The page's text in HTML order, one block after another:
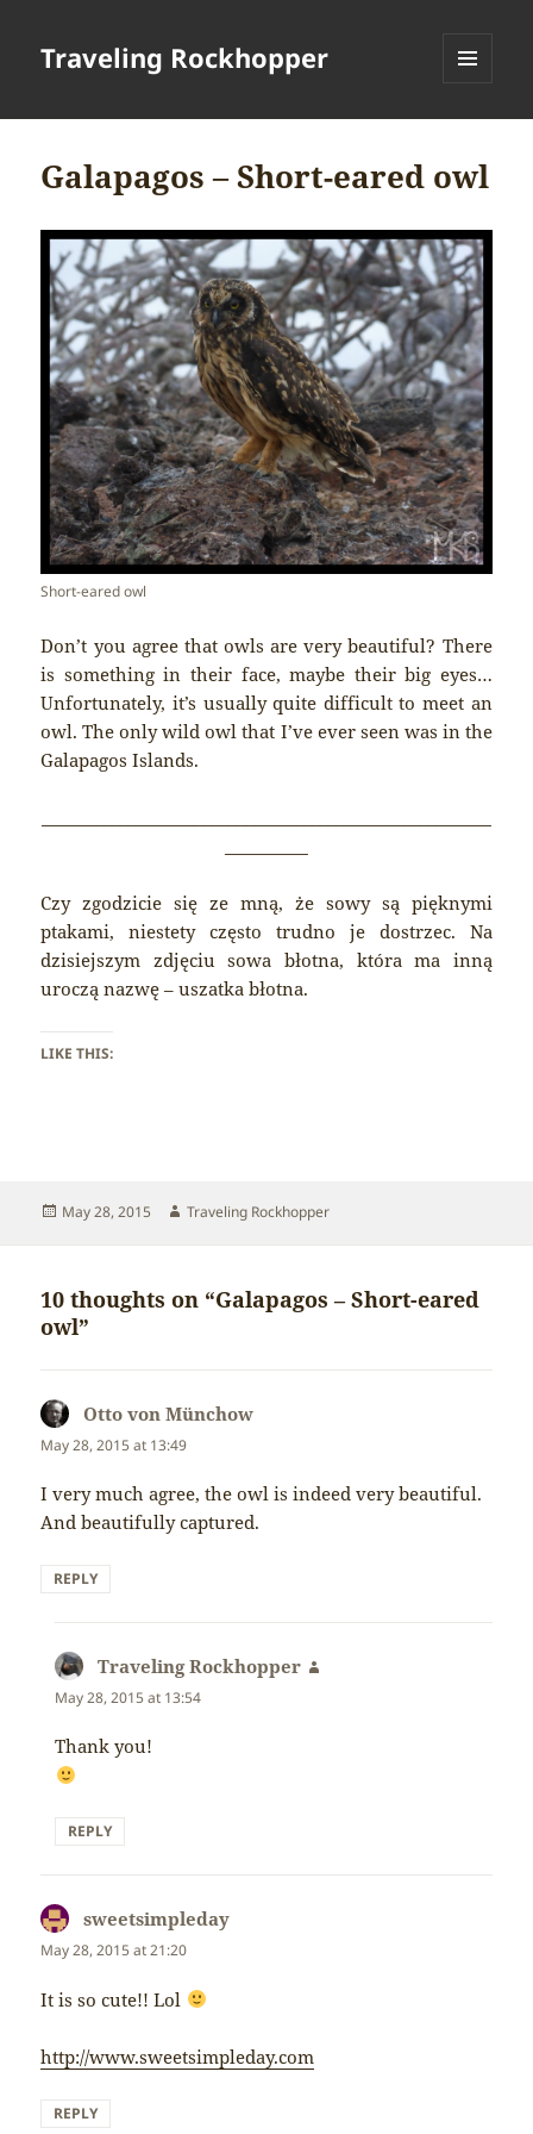
Traveling Rockhopper
Galapagos – Short-eared owl
Short-eared owl
Don’t you agree that owls are very beautiful? There
is something in their face, maybe their big eyes…
Unfortunately, it’s usually quite difficult to meet an
owl. The only wild owl that I’ve ever seen was in the
Galapagos Islands.
Czy zgodzicie się ze mną, że sowy są pięknymi
ptakami, niestety często trudno je dostrzec. Na
dzisiejszym zdjęciu sowa błotna, która ma inną
uroczą nazwę – uszatka błotna.
LIKE THIS:
Posted
May 28, 2015 Author
Traveling Rockhopper
10 thoughts on “Galapagos – Short-eared
owl”
Otto von Münchow
May 28, 2015 at 13:49
I very much agree, the owl is indeed very beautiful.
And beautifully captured.
REPLY
Traveling Rockhopper
May 28, 2015 at 13:54
Thank you!
REPLY
sweetsimpleday
May 28, 2015 at 21:20
It is so cute!! Lol
http://www.sweetsimpleday.com
REPLY